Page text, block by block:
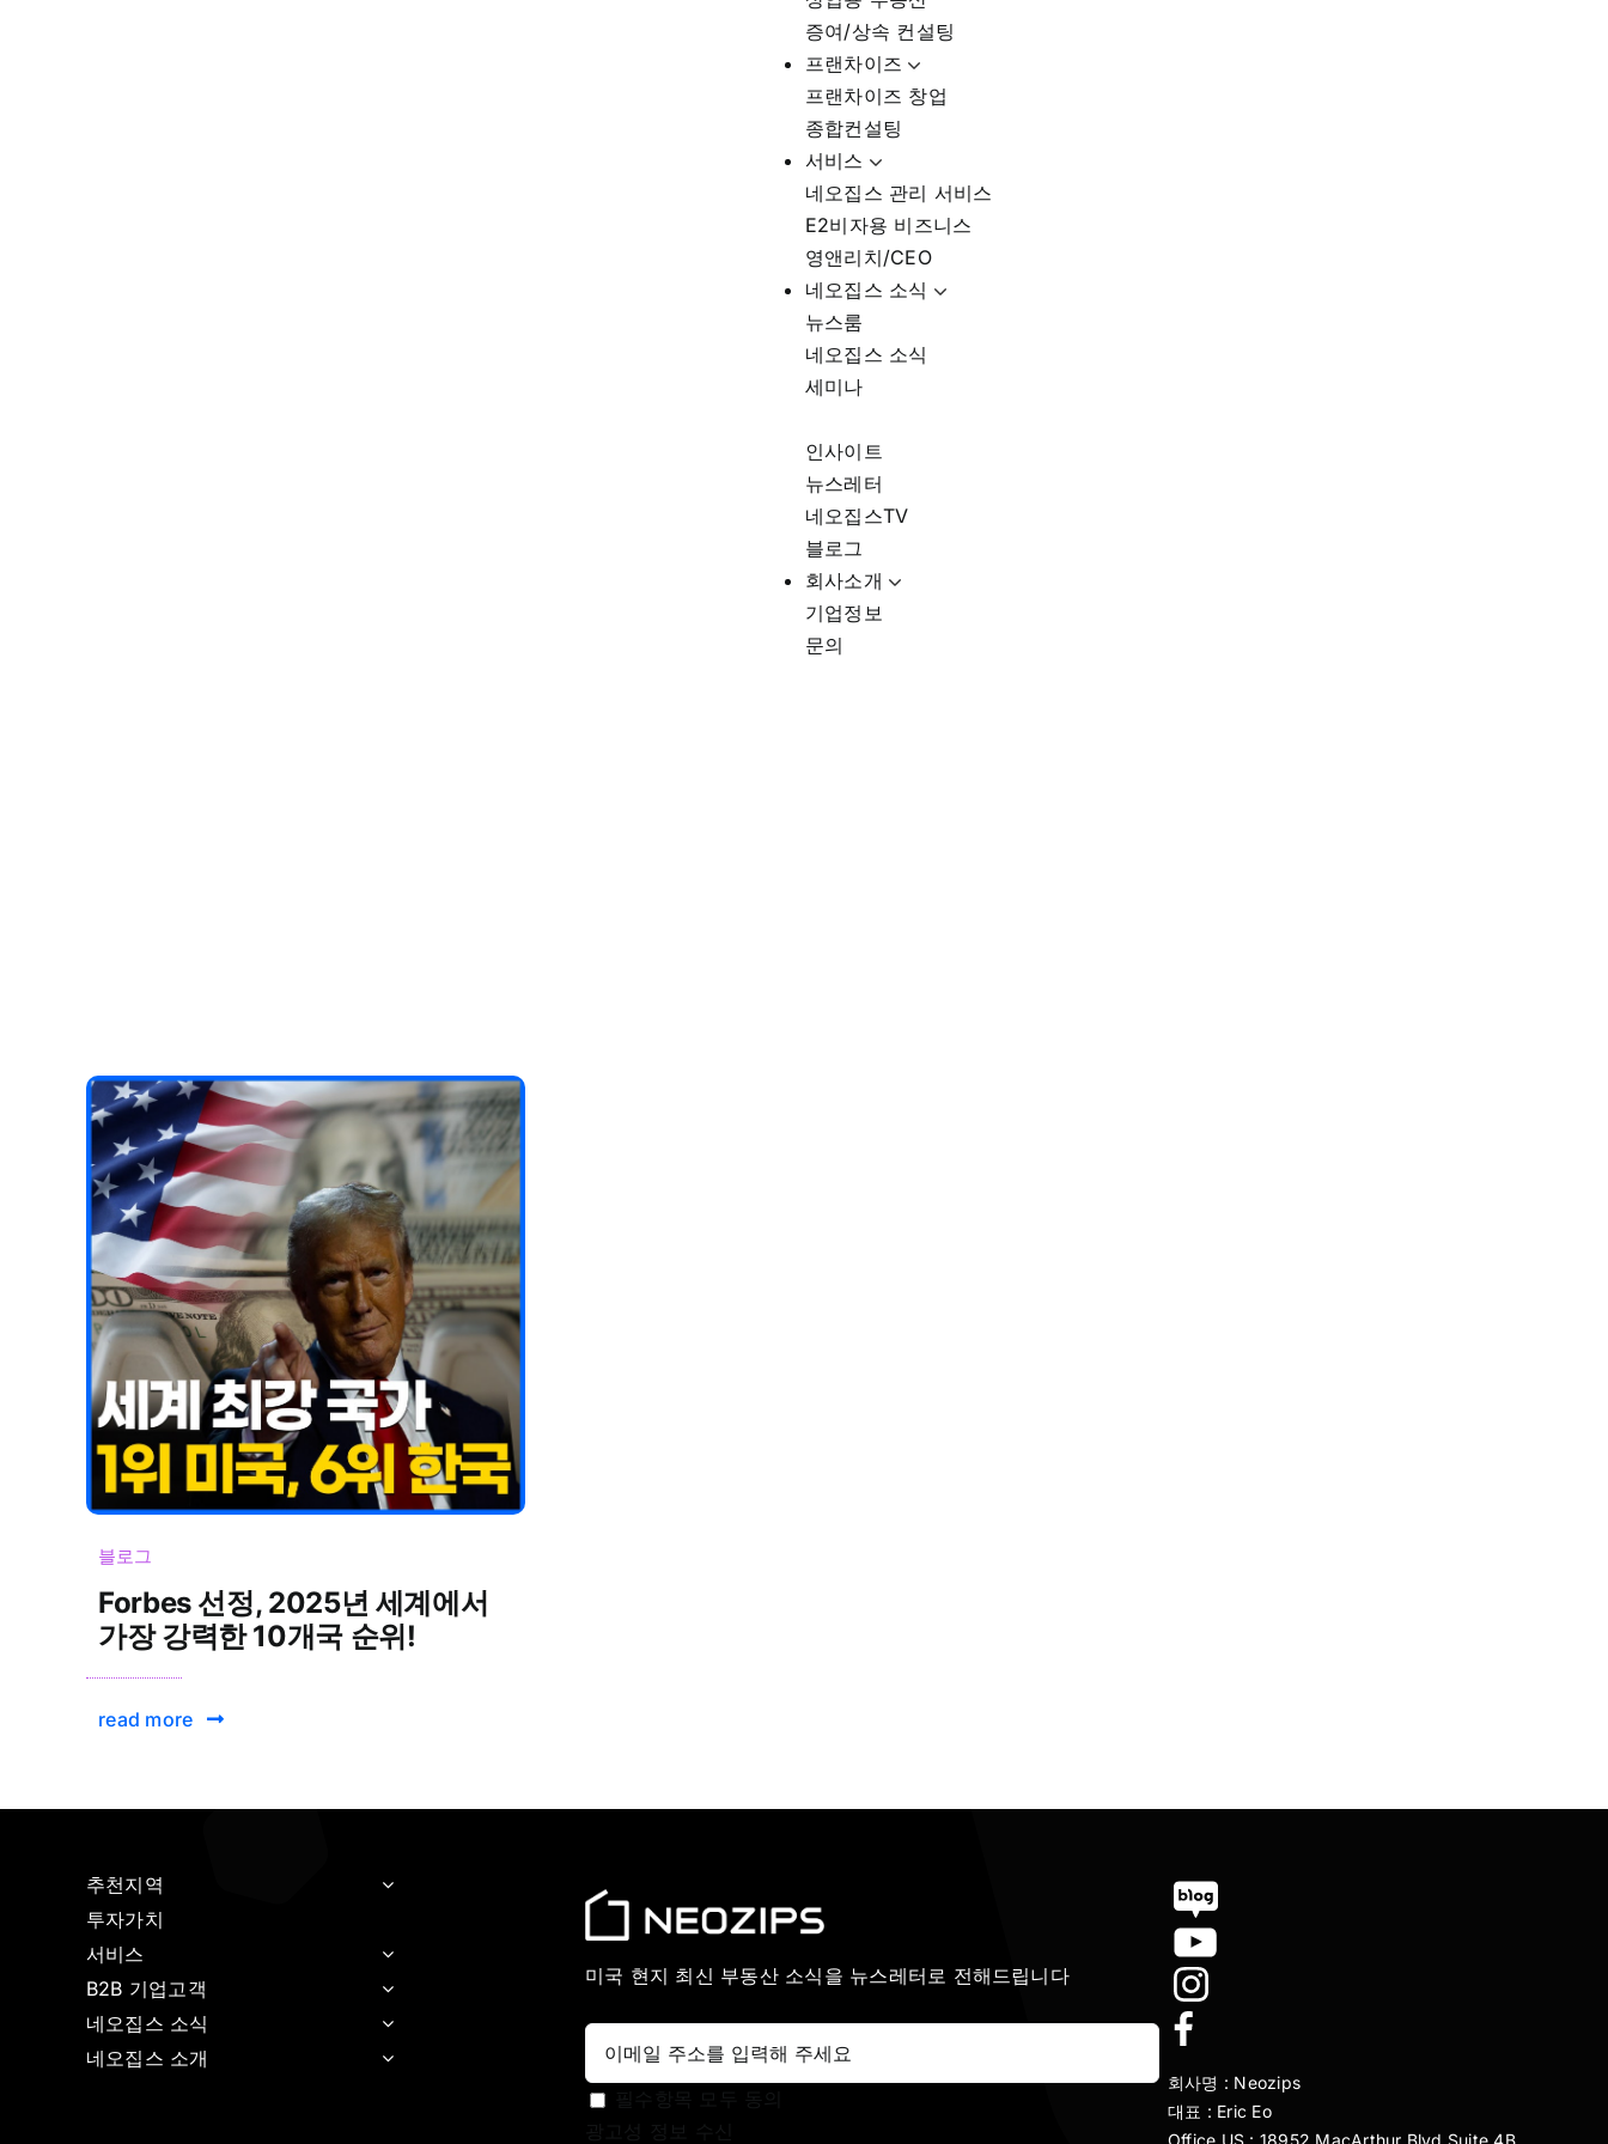
증여/상속 컨설팅
프랜차이즈
프랜차이즈 창업
종합컨설팅
서비스
네오집스 관리 서비스
E2비자용 비즈니스
영앤리치/CEO
네오집스 소식
뉴스룸
네오집스 소식
세미나
인사이트
뉴스레터
네오집스TV
블로그
회사소개
기업정보
문의
블로그
Forbes 선정, 2025년 세계에서
가장 강력한 10개국 순위!
read more
추천지역
투자가치
서비스
B2B 기업고객
네오집스 소식
네오집스 소개
미국 현지 최신 부동산 소식을 뉴스레터로 전해드립니다
회사명 : Neozips
대표 : Eric Eo
Office US : 18952 MacArthur Blvd Suite 4B,